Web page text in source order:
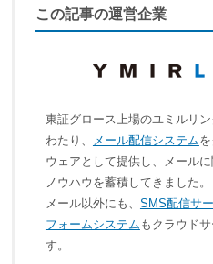
この記事の運営企業
東証グロース上場のユミルリ
わたり、
メール配信システム
ウェアとして提供し、メール
ノウハウを蓄積してきました。
メール以外にも、 SMS配信サ
フォームシステム もクラウド
す。